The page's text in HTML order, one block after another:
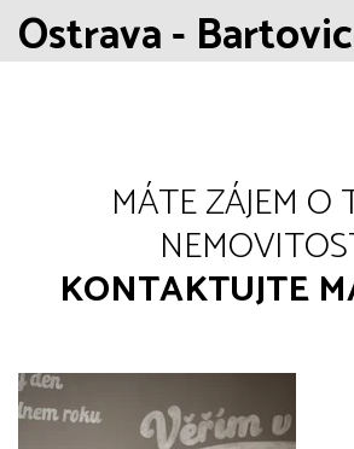
Ostrava -
MÁTE ZÁJEM O
KONTAKTUJTE